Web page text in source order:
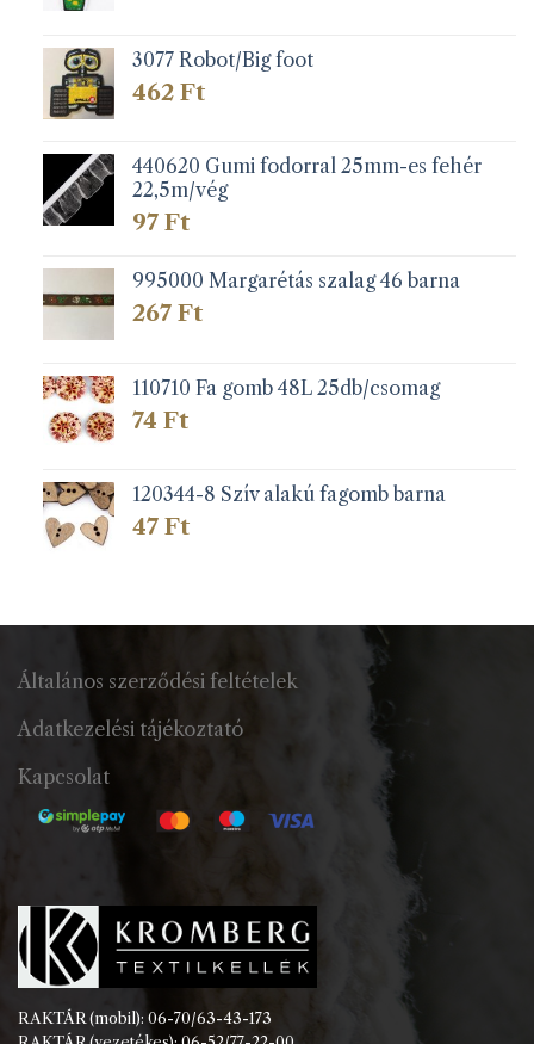
3077 Robot/Big foot
462 Ft
440620 Gumi fodorral 25mm-es fehér
22,5m/vég
97 Ft
995000 Margarétás szalag 46 barna
267 Ft
110710 Fa gomb 48L 25db/csomag
74 Ft
120344-8 Szív alakú fagomb barna
47 Ft
Általános szerződési feltételek
Adatkezelési tájékoztató
Kapcsolat
RAKTÁR (mobil): 06-70/63-43-173